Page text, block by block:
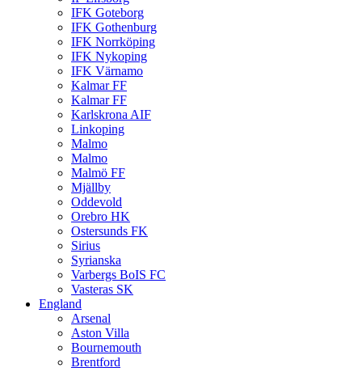
IFK Goteborg
IFK Gothenburg
IFK Norrköping
IFK Nykoping
IFK Värnamo
Kalmar FF
Kalmar FF
Karlskrona AIF
Linkoping
Malmo
Malmo
Malmö FF
Mjällby
Oddevold
Orebro HK
Ostersunds FK
Sirius
Syrianska
Varbergs BoIS FC
Vasteras SK
England
Arsenal
Aston Villa
Bournemouth
Brentford